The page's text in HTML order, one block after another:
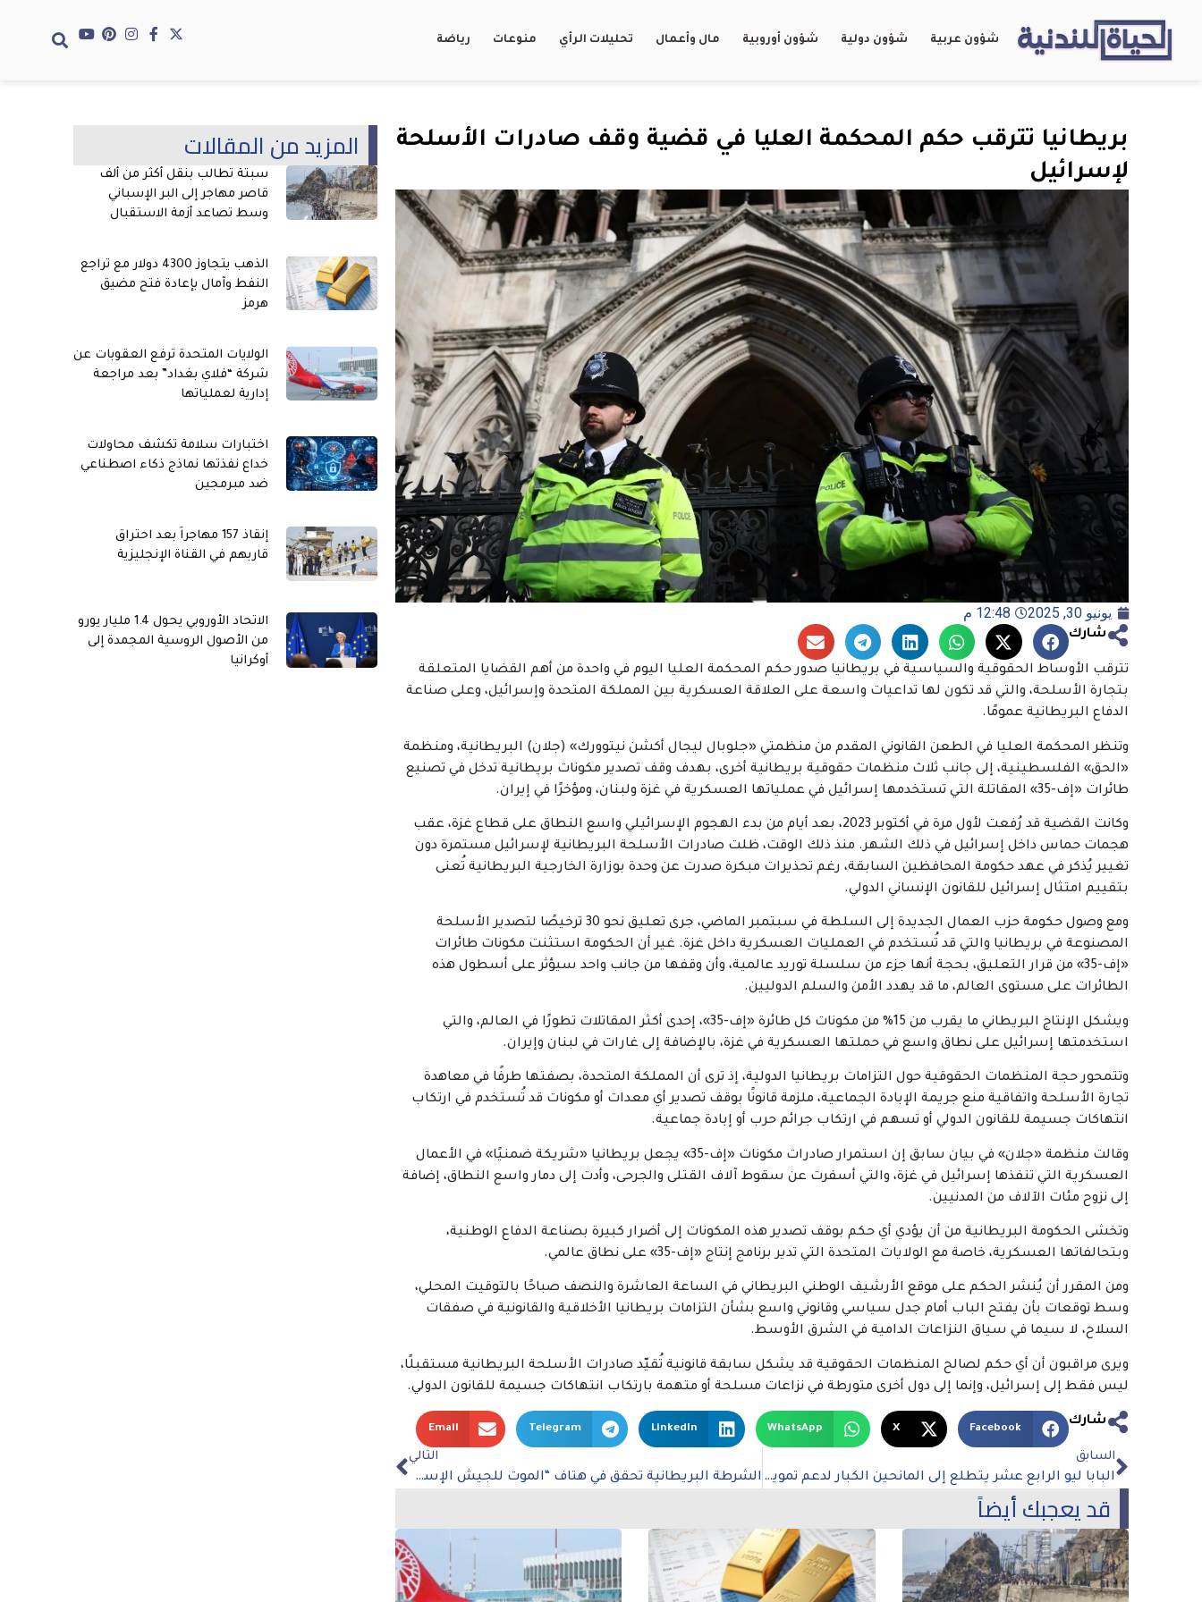
شؤون عربية شؤون دولية شؤون أوروبية مال وأعمال تحليلات الرأي منوعات رياضة
بريطانيا تترقب حكم المحكمة العليا في قضية وقف صادرات الأسلحة
لإسرائيل
يونيو 30, 2025 12:48 م
شارك
تترقب الأوساط الحقوقية والسياسية في بريطانيا صدور حكم المحكمة العليا اليوم في واحدة من أهم القضايا المتعلقة
بتجارة الأسلحة، والتي قد تكون لها تداعيات واسعة على العلاقة العسكرية بين المملكة المتحدة وإسرائيل، وعلى صناعة
الدفاع البريطانية عمومًا.
وتنظر المحكمة العليا في الطعن القانوني المقدم من منظمتي «جلوبال ليجال أكشن نيتوورك» (جلان) البريطانية، ومنظمة
«الحق» الفلسطينية، إلى جانب ثلاث منظمات حقوقية بريطانية أخرى، بهدف وقف تصدير مكونات بريطانية تدخل في تصنيع
طائرات «إف-35» المقاتلة التي تستخدمها إسرائيل في عملياتها العسكرية في غزة ولبنان، ومؤخرًا في إيران.
وكانت القضية قد رُفعت لأول مرة في أكتوبر 2023، بعد أيام من بدء الهجوم الإسرائيلي واسع النطاق على قطاع غزة، عقب
هجمات حماس داخل إسرائيل في ذلك الشهر. منذ ذلك الوقت، ظلت صادرات الأسلحة البريطانية لإسرائيل مستمرة دون
تغيير يُذكر في عهد حكومة المحافظين السابقة، رغم تحذيرات مبكرة صدرت عن وحدة بوزارة الخارجية البريطانية تُعنى
بتقييم امتثال إسرائيل للقانون الإنساني الدولي.
ومع وصول حكومة حزب العمال الجديدة إلى السلطة في سبتمبر الماضي، جرى تعليق نحو 30 ترخيصًا لتصدير الأسلحة
المصنوعة في بريطانيا والتي قد تُستخدم في العمليات العسكرية داخل غزة. غير أن الحكومة استثنت مكونات طائرات
«إف-35» من قرار التعليق، بحجة أنها جزء من سلسلة توريد عالمية، وأن وقفها من جانب واحد سيؤثر على أسطول هذه
الطائرات على مستوى العالم، ما قد يهدد الأمن والسلم الدوليين.
ويشكل الإنتاج البريطاني ما يقرب من 15% من مكونات كل طائرة «إف-35»، إحدى أكثر المقاتلات تطورًا في العالم، والتي
استخدمتها إسرائيل على نطاق واسع في حملتها العسكرية في غزة، بالإضافة إلى غارات في لبنان وإيران.
وتتمحور حجة المنظمات الحقوقية حول التزامات بريطانيا الدولية، إذ ترى أن المملكة المتحدة، بصفتها طرفًا في معاهدة
تجارة الأسلحة واتفاقية منع جريمة الإبادة الجماعية، ملزمة قانونًا بوقف تصدير أي معدات أو مكونات قد تُستخدم في ارتكاب
انتهاكات جسيمة للقانون الدولي أو تسهم في ارتكاب جرائم حرب أو إبادة جماعية.
وقالت منظمة «جلان» في بيان سابق إن استمرار صادرات مكونات «إف-35» يجعل بريطانيا «شريكة ضمنيًا» في الأعمال
العسكرية التي تنفذها إسرائيل في غزة، والتي أسفرت عن سقوط آلاف القتلى والجرحى، وأدت إلى دمار واسع النطاق، إضافة
إلى نزوح مئات الآلاف من المدنيين.
وتخشى الحكومة البريطانية من أن يؤدي أي حكم بوقف تصدير هذه المكونات إلى أضرار كبيرة بصناعة الدفاع الوطنية،
وبتحالفاتها العسكرية، خاصة مع الولايات المتحدة التي تدير برنامج إنتاج «إف-35» على نطاق عالمي.
ومن المقرر أن يُنشر الحكم على موقع الأرشيف الوطني البريطاني في الساعة العاشرة والنصف صباحًا بالتوقيت المحلي،
وسط توقعات بأن يفتح الباب أمام جدل سياسي وقانوني واسع بشأن التزامات بريطانيا الأخلاقية والقانونية في صفقات
السلاح، لا سيما في سياق النزاعات الدامية في الشرق الأوسط.
ويرى مراقبون أن أي حكم لصالح المنظمات الحقوقية قد يشكل سابقة قانونية تُقيّد صادرات الأسلحة البريطانية مستقبلًا،
ليس فقط إلى إسرائيل، وإنما إلى دول أخرى متورطة في نزاعات مسلحة أو متهمة بارتكاب انتهاكات جسيمة للقانون الدولي.
شارك
Facebook
X
WhatsApp
LinkedIn
Telegram
Email
السابق
البابا ليو الرابع عشر يتطلع إلى المانحين الكبار لدعم تمويل الكنيسة
التالي
الشرطة البريطانية تحقق في هتاف “الموت للجيش الإسرائيلي” بمهرجان غلاستونبري
قد يعجبك أيضاً
المزيد من المقالات
سبتة تطالب بنقل أكثر من ألف
قاصر مهاجر إلى البر الإسباني
وسط تصاعد أزمة الاستقبال
الذهب يتجاوز 4300 دولار مع تراجع
النفط وآمال بإعادة فتح مضيق
هرمز
الولايات المتحدة ترفع العقوبات عن
شركة “فلاي بغداد” بعد مراجعة
إدارية لعملياتها
اختبارات سلامة تكشف محاولات
خداع نفذتها نماذج ذكاء اصطناعي
ضد مبرمجين
إنقاذ 157 مهاجراً بعد احتراق
قاربهم في القناة الإنجليزية
الاتحاد الأوروبي يحول 1.4 مليار يورو
من الأصول الروسية المجمدة إلى
أوكرانيا